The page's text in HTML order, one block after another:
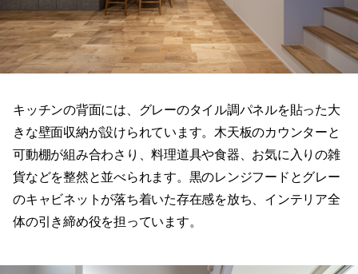
キッチンの背面には、グレーのタイル調パネルを貼った大
きな壁面収納が設けられています。木天板のカウンターと
可動棚が組み合わさり、料理道具や食器、お気に入りの雑
貨などを整然と並べられます。黒のレンジフードとグレー
体の引き締め役を担っています。